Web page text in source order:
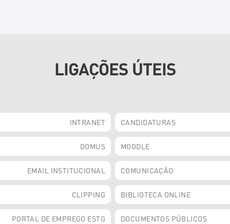
LIGAÇÕES ÚTEIS
INTRANET CANDIDATURAS
DOMUS MOODLE
EMAIL INSTITUCIONAL COMUNICAÇÃO
CLIPPING BIBLIOTECA ONLINE
PORTAL DE EMPREGO ESTG DOCUMENTOS PÚBLICOS